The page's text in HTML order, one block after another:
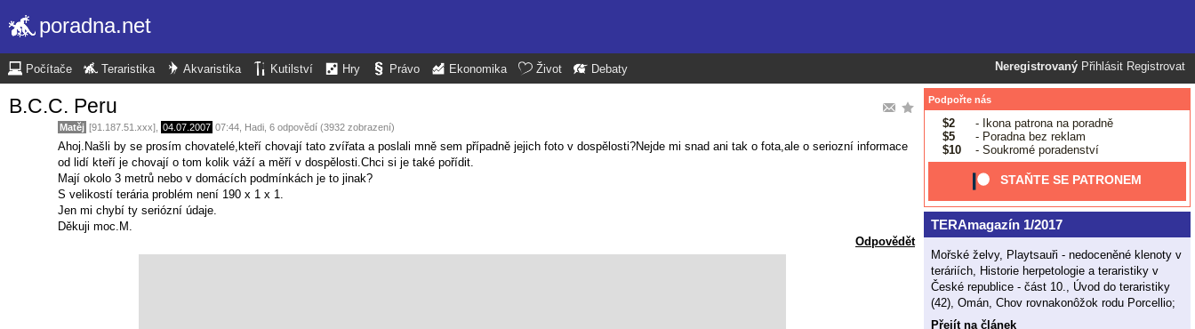
poradna.net
Neregistrovaný Přihlásit Registrovat
Počítače Teraristika Akvaristika Kutilství Hry Právo Ekonomika Život Debaty
B.C.C. Peru
Matěj [91.187.51.xxx], 04.07.2007 07:44 Hadi , 6 odpovědí (3932 zobrazení)
Ahoj.Našli by se prosím chovatelé,kteří chovají tato zvířata a poslali mně sem případně jejich foto v dospělosti?Nejde mi snad ani tak o fota,ale o seriozní informace
od lidí kteří je chovají o tom kolik váží a měří v dospělosti.Chci si je také pořídit.
Mají okolo 3 metrů nebo v domácích podmínkách je to jinak?
S velikostí terária problém není 190 x 1 x 1.
Jen mi chybí ty seriózní údaje.
Děkuji moc.M.
Odpovědět
Podpořte nás
$2
- Ikona patrona na poradně
$5
- Poradna bez reklam
$10
- Soukromé poradenství
STAŇTE SE PATRONEM
TERAmagazín 1/2017
Mořské želvy, Playtsauři - nedoceněné klenoty v
teráriích, Historie herpetologie a teraristiky v
České republice - část 10., Úvod do teraristiky
(42), Omán, Chov rovnakonôžok rodu Porcellio;
Přejít na článek